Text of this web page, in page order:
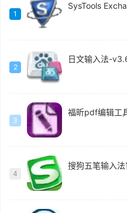
1
2
日文输入法-
3
4
搜狗五笔输入